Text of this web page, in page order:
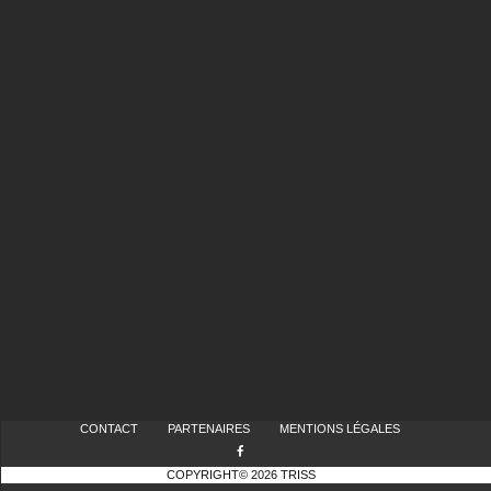
CONTACT PARTENAIRES MENTIONS LÉGALES
COPYRIGHT© 2026 TRISS